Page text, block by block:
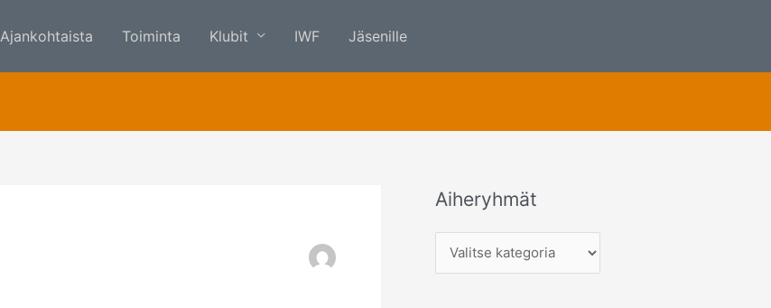
Ajankohtaista Toiminta Klubit IWF Jäsenille
Aiheryhmät
A
e